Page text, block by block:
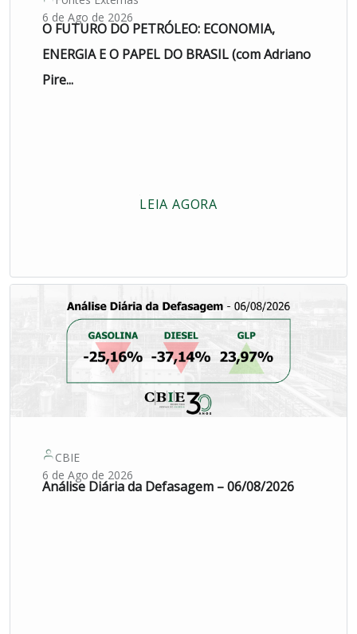
6 de Ago de 2026
O FUTURO DO PETRÓLEO: ECONOMIA,
ENERGIA E O PAPEL DO BRASIL (com Adriano
Pire...
LEIA AGORA
CBIE
6 de Ago de 2026
Análise Diária da Defasagem – 06/08/2026